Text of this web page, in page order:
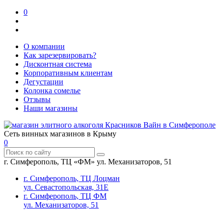
0
О компании
Как зарезервировать?
Дисконтная система
Корпоративным клиентам
Дегустации
Колонка сомелье
Отзывы
Наши магазины
Сеть винных магазинов в Крыму
0
г. Симферополь, ТЦ «ФМ» ул. Механизаторов, 51
г. Симферополь, ТЦ Лоцман
ул. Севастопольская, 31Е
г. Симферополь, ТЦ ФМ
ул. Механизаторов, 51